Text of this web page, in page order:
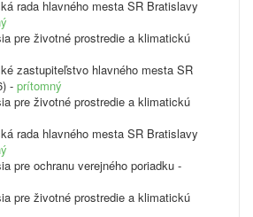
rada hlavného mesta SR Bratislavy
pre životné prostredie a klimatickú
zastupiteľstvo hlavného mesta SR
- prítomný
pre životné prostredie a klimatickú
rada hlavného mesta SR Bratislavy
pre ochranu verejného poriadku -
pre životné prostredie a klimatickú